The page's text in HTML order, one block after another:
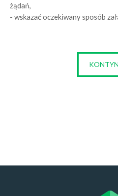
żądań,
- wskazać oczekiwany sposób